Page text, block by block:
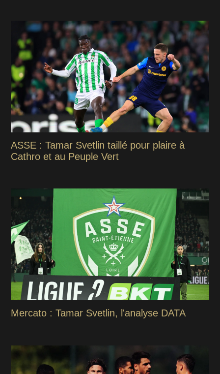
ASSE : Tamar Svetlin taillé pour plaire à
Cathro et au Peuple Vert
Mercato : Tamar Svetlin, l'analyse DATA